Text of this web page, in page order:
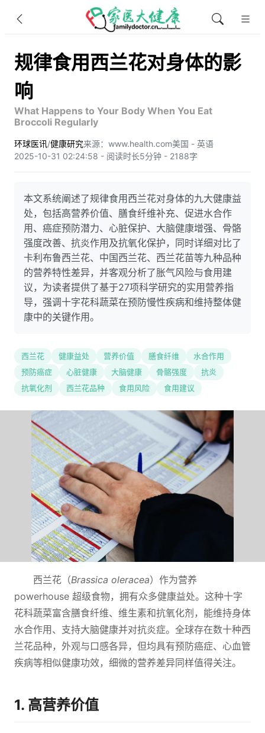
规律食用西兰花对身体的影
响
What Happens to Your Body When You Eat
Broccoli Regularly
环球医讯/健康研究来源：www.health.com美国 - 英语
2025-10-31 02:24:58 - 阅读时长5分钟 - 2188字
本文系统阐述了规律食用西兰花对身体的九大健康益
处，包括高营养价值、膳食纤维补充、促进水合作
用、癌症预防潜力、心脏保护、大脑健康增强、骨骼
强度改善、抗炎作用及抗氧化保护，同时详细对比了
卡利布鲁西兰花、中国西兰花、西兰花苗等九种品种
的营养特性差异，并客观分析了胀气风险与食用建
议，为读者提供了基于27项科学研究的实用营养指
导，强调十字花科蔬菜在预防慢性疾病和维持整体健
康中的关键作用。
西兰花 健康益处 营养价值 膳食纤维
水合作用
预防癌症
心脏健康 大脑健康 骨骼强度
抗炎
抗氧化剂
西兰花品种 食用风险 食用建议
西兰花（Brassica oleracea）作为营养
powerhouse 超级食物，拥有众多健康益处。这种十字
花科蔬菜富含膳食纤维、维生素和抗氧化剂，能维持身体
水合作用、支持大脑健康并对抗炎症。全球存在数十种西
兰花品种，外观与口感各异，但均具有预防癌症、心血管
疾病等相似健康功效，细微的营养差异同样值得关注。
1. 高营养价值